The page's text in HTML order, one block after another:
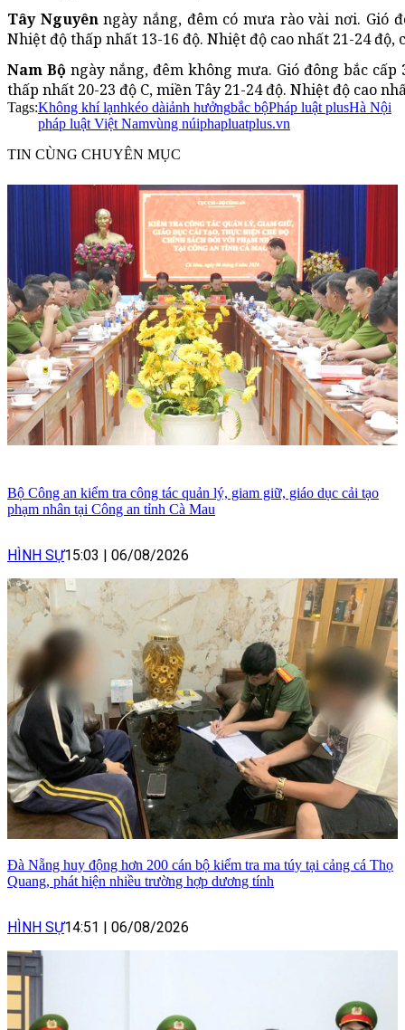
Tây Nguyênngày nắng, đêm có mưa rào vài nơi. Gió
Nhiệt độ thấp nhất 13-16 độ. Nhiệt độ cao nhất 21-24 độ,
Nam Bộ ngày nắng, đêm không mưa. Gió đông bắc
thấp nhất 20-23 độ C, miền Tây 21-24 độ. Nhiệt độ cao
Tags:Không khí lạnhkéo dàiảnh hưởngbắc bộPháp luật plusHà Nội
pháp luật Việt Namvùng núiphapluatplus.vn
TIN CÙNG CHUYÊN MỤC
Bộ Công an kiểm tra công tác quản lý, giam giữ, giáo dục cải tạo
phạm nhân tại Công an tỉnh Cà Mau
HÌNH SỰ15:03 06/08/2026
Đà Nẵng huy động hơn 200 cán bộ kiểm tra ma túy tại cảng cá Thọ
Quang, phát hiện nhiều trường hợp dương tính
HÌNH SỰ14:51 06/08/2026